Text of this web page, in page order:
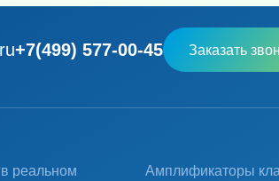
+7(499) 577-00-45 Заказать
реальном
Амплификаторы